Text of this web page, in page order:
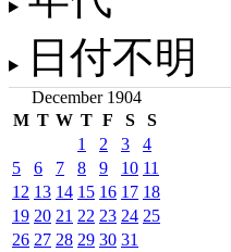
日付不明
December 1904
M T W T F S S
1 2 3
4
5
6 7 8 9 10 11
12 13 14 15 16 17 18
19 20 21 22 23 24 25
26 27 28 29 30 31